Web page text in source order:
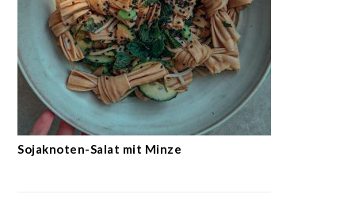
Sojaknoten-Salat mit Minze